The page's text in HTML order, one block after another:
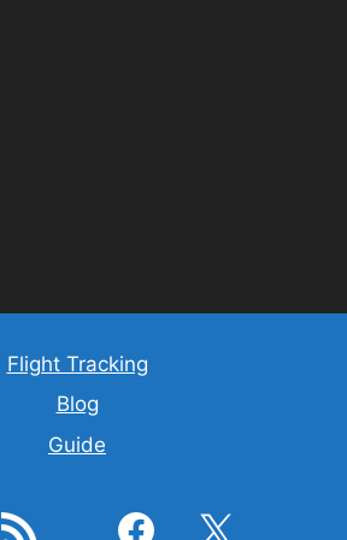
Flight Tracking
Blog
Guide
RSS Feed Facebook X